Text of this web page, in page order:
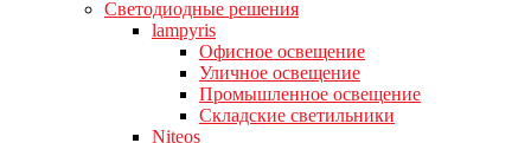
Светодиодные решения
lampyris
Офисное освещение
Уличное освещение
Промышленное освещение
Складские светильники
Niteos